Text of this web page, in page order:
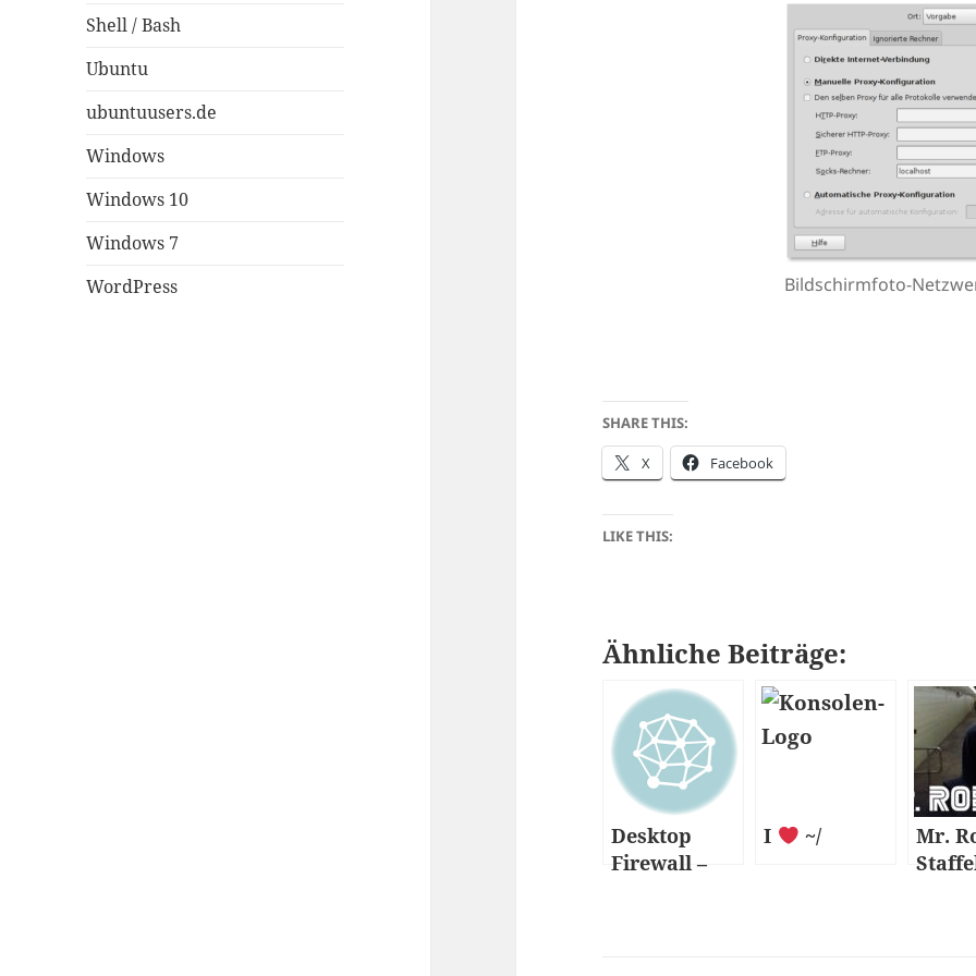
Shell / Bash
Ubuntu
ubuntuusers.de
Windows
Windows 10
Windows 7
WordPress
Bildschirmfoto-
SHARE THIS:
X Facebook
LIKE THIS:
Ähnliche Beiträge:
Desktop
Firewall –
I ~/
Mr.